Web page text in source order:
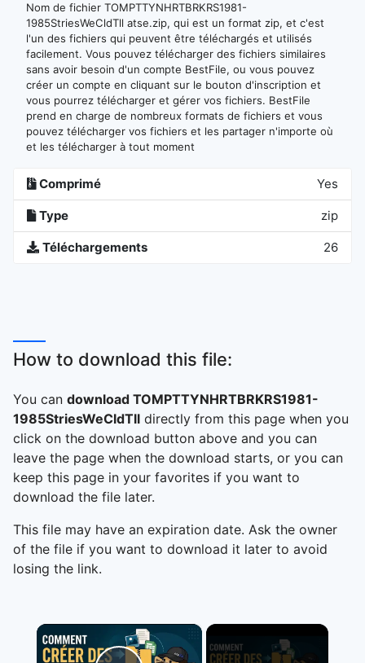
Nom de fichier TOMPTTYNHRTBRKRS1981-
1985StriesWeCldTll atse.zip, qui est un format zip, et c'est
l'un des fichiers qui peuvent être téléchargés et utilisés
facilement. Vous pouvez télécharger des fichiers similaires
sans avoir besoin d'un compte BestFile, ou vous pouvez
créer un compte en cliquant sur le bouton d'inscription et
vous pourrez télécharger et gérer vos fichiers. BestFile
prend en charge de nombreux formats de fichiers et vous
pouvez télécharger vos fichiers et les partager n'importe où
et les télécharger à tout moment
Comprimé Yes
Type zip
Téléchargements 26
How to download this file:
You can download TOMPTTYNHRTBRKRS1981-
1985StriesWeCldTll directly from this page when you
click on the download button above and you can
leave the page when the download starts, or you can
keep this page in your favorites if you want to
download the file later.
This file may have an expiration date. Ask the owner
of the file if you want to download it later to avoid
losing the link.
×